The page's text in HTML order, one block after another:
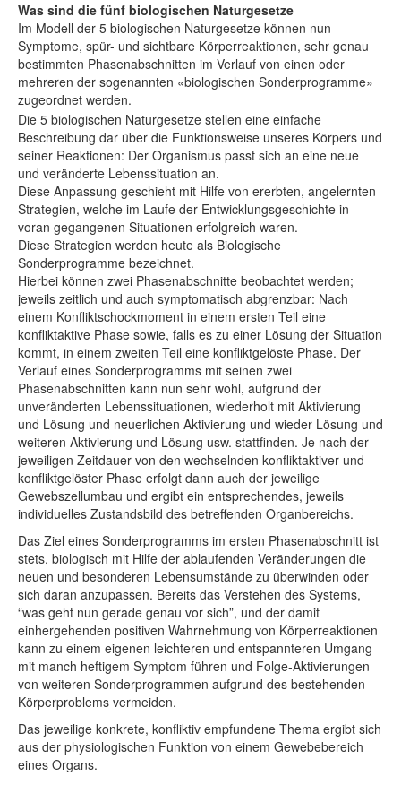
Was sind die fünf biologischen Naturgesetze
Im Modell der 5 biologischen Naturgesetze können nun
Symptome, spür- und sichtbare Körperreaktionen, sehr genau
bestimmten Phasenabschnitten im Verlauf von einen oder
mehreren der sogenannten «biologischen Sonderprogramme»
zugeordnet werden.
Die 5 biologischen Naturgesetze stellen eine einfache
Beschreibung dar über die Funktionsweise unseres Körpers und
seiner Reaktionen: Der Organismus passt sich an eine neue
und veränderte Lebenssituation an.
Diese Anpassung geschieht mit Hilfe von ererbten, angelernten
Strategien, welche im Laufe der Entwicklungsgeschichte in
voran gegangenen Situationen erfolgreich waren.
Diese Strategien werden heute als Biologische
Sonderprogramme bezeichnet.
Hierbei können zwei Phasenabschnitte beobachtet werden;
jeweils zeitlich und auch symptomatisch abgrenzbar: Nach
einem Konfliktschockmoment in einem ersten Teil eine
konfliktaktive Phase sowie, falls es zu einer Lösung der Situation
kommt, in einem zweiten Teil eine konfliktgelöste Phase. Der
Verlauf eines Sonderprogramms mit seinen zwei
Phasenabschnitten kann nun sehr wohl, aufgrund der
unveränderten Lebenssituationen, wiederholt mit Aktivierung
und Lösung und neuerlichen Aktivierung und wieder Lösung und
weiteren Aktivierung und Lösung usw. stattfinden. Je nach der
jeweiligen Zeitdauer von den wechselnden konfliktaktiver und
konfliktgelöster Phase erfolgt dann auch der jeweilige
Gewebszellumbau und ergibt ein entsprechendes, jeweils
individuelles Zustandsbild des betreffenden Organbereichs.
Das Ziel eines Sonderprogramms im ersten Phasenabschnitt ist
stets, biologisch mit Hilfe der ablaufenden Veränderungen die
neuen und besonderen Lebensumstände zu überwinden oder
sich daran anzupassen. Bereits das Verstehen des Systems,
“was geht nun gerade genau vor sich”, und der damit
einhergehenden positiven Wahrnehmung von Körperreaktionen
kann zu einem eigenen leichteren und entspannteren Umgang
mit manch heftigem Symptom führen und Folge-Aktivierungen
von weiteren Sonderprogrammen aufgrund des bestehenden
Körperproblems vermeiden.
Das jeweilige konkrete, konfliktiv empfundene Thema ergibt sich
aus der physiologischen Funktion von einem Gewebebereich
eines Organs.